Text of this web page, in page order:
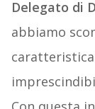
Delegato di
abbiamo